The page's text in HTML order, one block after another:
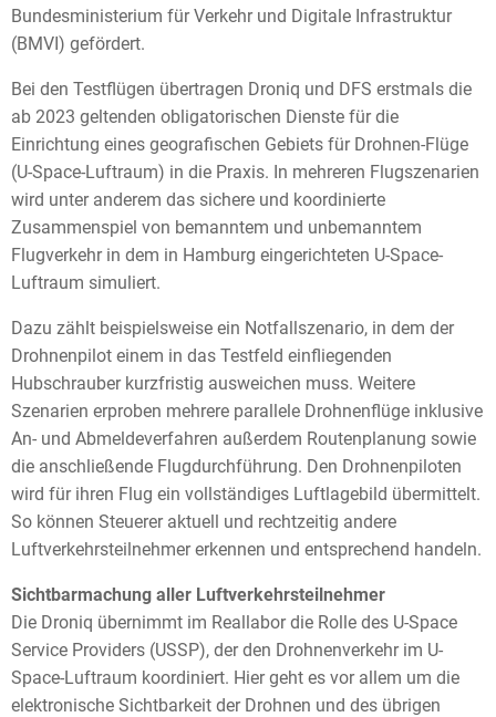
Bundesministerium für Verkehr und Digitale Infrastruktur
(BMVI) gefördert.
Bei den Testflügen übertragen Droniq und DFS erstmals die
ab 2023 geltenden obligatorischen Dienste für die
Einrichtung eines geografischen Gebiets für Drohnen-Flüge
(U-Space-Luftraum) in die Praxis. In mehreren Flugszenarien
wird unter anderem das sichere und koordinierte
Zusammenspiel von bemanntem und unbemanntem
Flugverkehr in dem in Hamburg eingerichteten U-Space-
Luftraum simuliert.
Dazu zählt beispielsweise ein Notfallszenario, in dem der
Drohnenpilot einem in das Testfeld einfliegenden
Hubschrauber kurzfristig ausweichen muss. Weitere
Szenarien erproben mehrere parallele Drohnenflüge inklusive
An- und Abmeldeverfahren außerdem Routenplanung sowie
die anschließende Flugdurchführung. Den Drohnenpiloten
wird für ihren Flug ein vollständiges Luftlagebild übermittelt.
So können Steuerer aktuell und rechtzeitig andere
Luftverkehrsteilnehmer erkennen und entsprechend handeln.
Sichtbarmachung aller Luftverkehrsteilnehmer
Die Droniq übernimmt im Reallabor die Rolle des U-Space
Service Providers (USSP), der den Drohnenverkehr im U-
Space-Luftraum koordiniert. Hier geht es vor allem um die
elektronische Sichtbarkeit der Drohnen und des übrigen